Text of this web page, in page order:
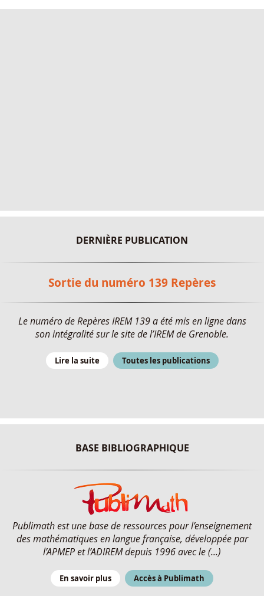
DERNIÈRE PUBLICATION
Sortie du numéro 139 Repères
Le numéro de Repères IREM 139 a été mis en ligne dans
son intégralité sur le site de l’IREM de Grenoble.
Lire la suite Toutes les publications
BASE BIBLIOGRAPHIQUE
Publimath est une base de ressources pour l’enseignement
des mathématiques en langue française, développée par
l’APMEP et l’ADIREM depuis 1996 avec le (...)
En savoir plus Accès à Publimath